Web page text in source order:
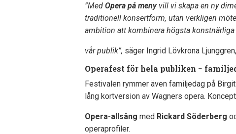
”Med Opera på meny vill vi skapa en ny
traditionell konsertform, utan verkligen
ambition att kombinera högsta
vår publik”, säger Ingrid Lövkrona
Operafest för hela publiken −
Festivalen rymmer även familjedag på
lång kortversion av Wagners opera.
Opera-allsång med Rickard Söderberg
operaprofiler.